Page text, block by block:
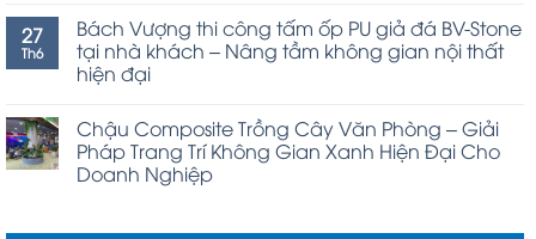
27
Th6
Bách Vượng thi công tấm ốp PU giả đá BV-Stone
tại nhà khách – Nâng tầm không gian nội thất
hiện đại
Chậu Composite Trồng Cây Văn Phòng – Giải
Pháp Trang Trí Không Gian Xanh Hiện Đại Cho
Doanh Nghiệp